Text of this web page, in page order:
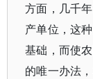
方面，几千
产单位，这
基础，而使
的唯一办法